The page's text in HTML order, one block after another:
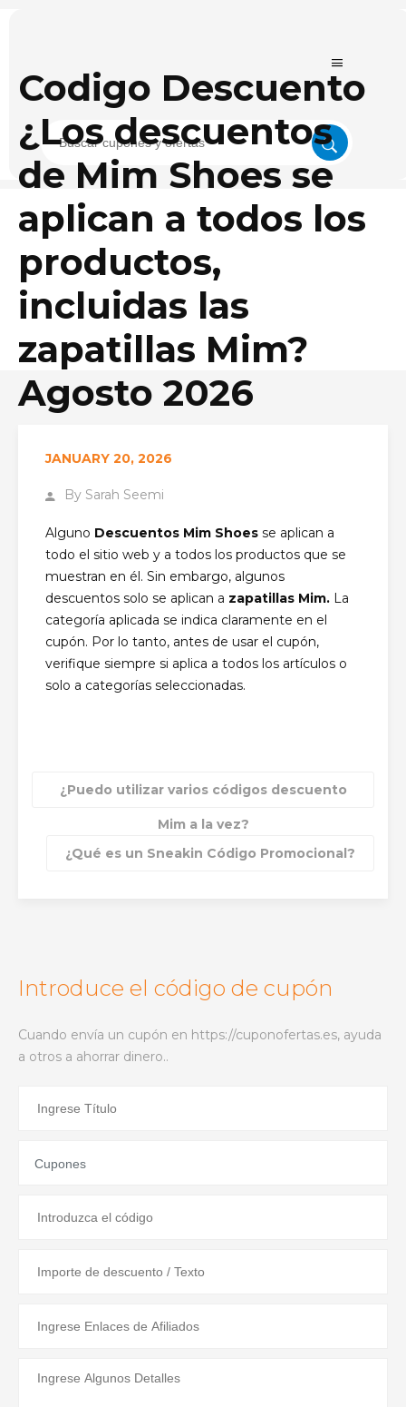
Codigo Descuento
¿Los descuentos
de Mim Shoes se
aplican a todos los
productos,
incluidas las
zapatillas Mim?
Agosto 2026
DESCUENTOS DE MIM SHOES SE APLICAN A TODOS
JANUARY 20, 2026
By Sarah Seemi
Alguno Descuentos Mim Shoes se aplican a
todo el sitio web y a todos los productos que se
muestran en él. Sin embargo, algunos
descuentos solo se aplican a zapatillas Mim. La
categoría aplicada se indica claramente en el
cupón. Por lo tanto, antes de usar el cupón,
verifique siempre si aplica a todos los artículos o
solo a categorías seleccionadas.
¿Puedo utilizar varios códigos descuento
Mim a la vez?
¿Qué es un Sneakin Código Promocional?
Introduce el código de cupón
Cuando envía un cupón en https://cuponofertas.es, ayuda
a otros a ahorrar dinero..